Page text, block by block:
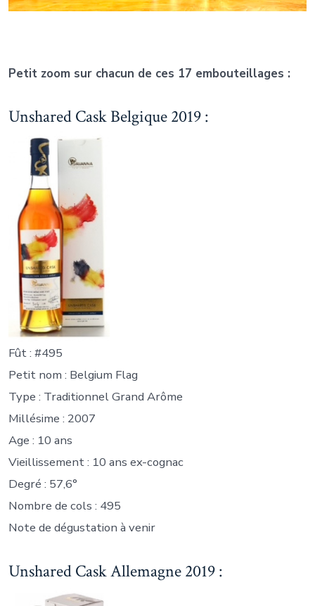
Petit zoom sur chacun de ces 17 embouteillages :
Unshared Cask Belgique 2019 :
Fût : #495
Petit nom : Belgium Flag
Type : Traditionnel Grand Arôme
Millésime : 2007
Age : 10 ans
Vieillissement : 10 ans ex-cognac
Degré : 57,6°
Nombre de cols : 495
Note de dégustation à venir
Unshared Cask Allemagne 2019 :